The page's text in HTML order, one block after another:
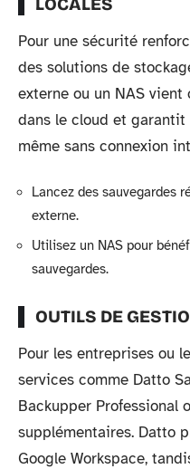
Pour une sécurité
des solutions de
externe ou un NAS
dans le cloud et
même sans connexion
Lancez des sauvegardes
externe.
Utilisez un NAS pour
sauvegardes.
OUTILS DE
Pour les entreprises ou
services comme Datto
Backupper Professional
supplémentaires. Datto
Google Workspace,